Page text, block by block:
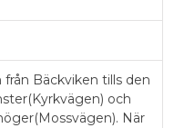
från Bäckviken tills den
och
När